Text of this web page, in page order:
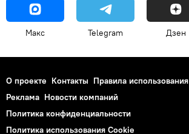
Макс Telegram Дзен
О проекте Контакты Правила использования
Реклама Новости компаний
Политика конфиденциальности
Политика использования Cookie